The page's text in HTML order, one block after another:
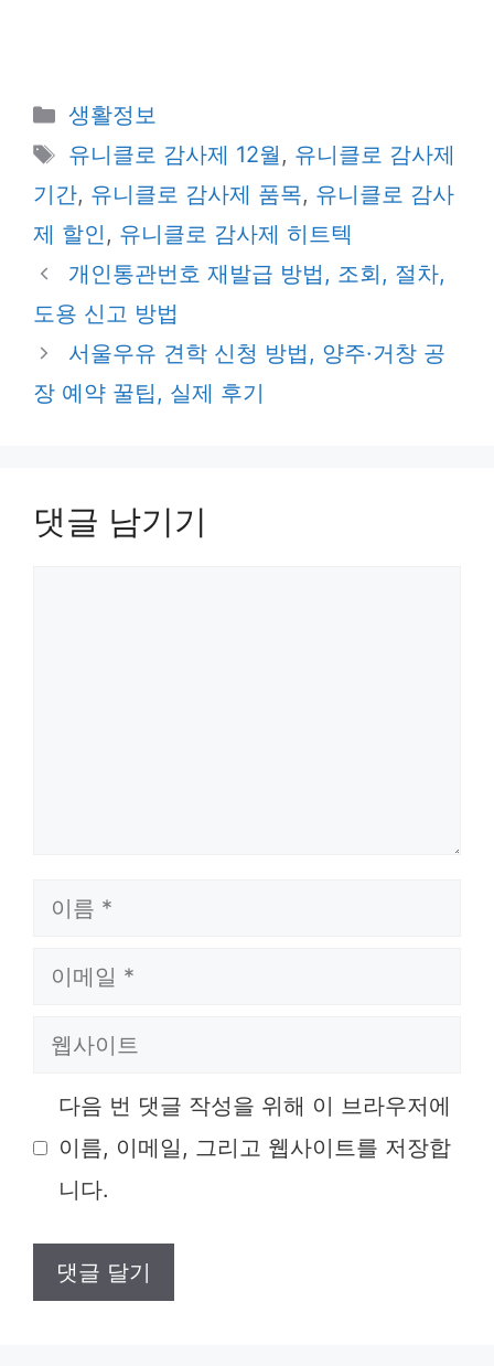
카
테
리
생활정보
태
그
유니클로 감사제 12월 , 유니클로 감사제
기간, 유니클로 감사제 품목, 유니클로 감사
제 할인 , 유니클로 감사제 히트텍
개인통관번호 재발급 방법, 조회, 절차,
도용 신고 방법
서울우유 견학 신청 방법, 양주·거창 공
장 예약 꿀팁, 실제 후기
댓글 남기기
이
이
일
웹
트
다음 번 댓글 작성을 위해 이 브라우저에
이름, 이메일, 그리고 웹사이트를 저장합
니다.